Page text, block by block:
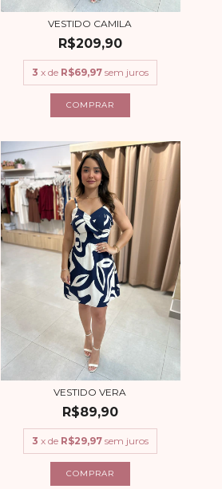
VESTIDO CAMILA
R$209,90
3 x de R$69,97 sem juros
COMPRAR
VESTIDO VERA
R$89,90
3 x de R$29,97 sem juros
COMPRAR